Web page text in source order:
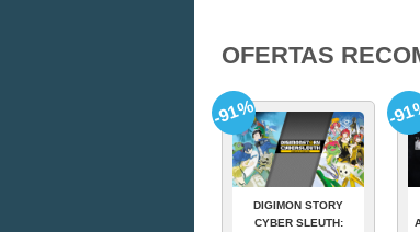
OFERTAS
DIGIMON STORY
CYBER SLEUTH:
-91% -